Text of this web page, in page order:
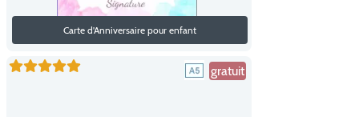
Carte d'Anniversaire pour enfant
gratuit